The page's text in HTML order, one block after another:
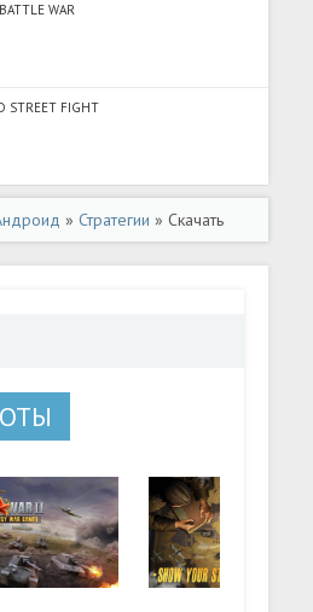
WAR
STREET FIGHT
» Стратегии » Скачать
(Много монет) на Андроид